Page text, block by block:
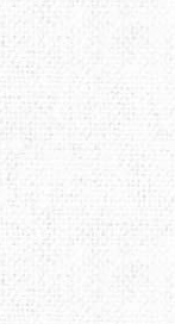
LYNX
MARMOT
OSPREY
PRIMUS